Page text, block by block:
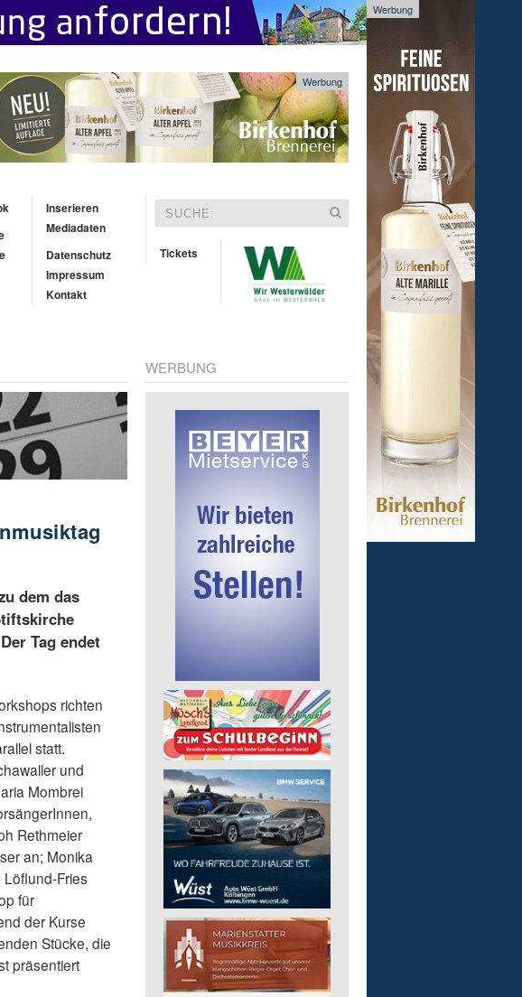
Werbung
Werbung
Inserieren
Mediadaten
Datenschutz
Impressum
Kontakt
Tickets
dem das
Tag endet
richten
statt.
und
Mombrei
Rethmeier
an; Monika
Fries
für
der Kurse
Stücke, die
präsentiert
WERBUNG